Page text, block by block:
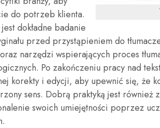
do potrzeb klienta.
dokładne badanie
przed przystąpieniem do
narzędzi wspierających proces
Po zakończeniu pracy nad
korekty i edycji, aby upewnić się, że
sens. Dobrą praktyką jest również
swoich umiejętności poprzez